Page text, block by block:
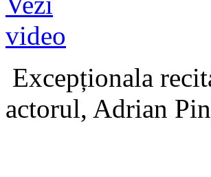
Excepționala
actorul, Adrian